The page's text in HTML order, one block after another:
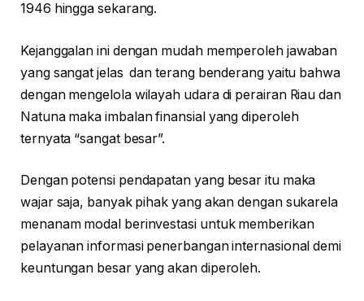
1946 hingga sekarang.
Kejanggalan ini dengan mudah memperoleh jawaban
yang sangat jelas dan terang benderang yaitu bahwa
dengan mengelola wilayah udara di perairan Riau dan
Natuna maka imbalan finansial yang diperoleh
ternyata “sangat besar”.
Dengan potensi pendapatan yang besar itu maka
wajar saja, banyak pihak yang akan dengan sukarela
menanam modal berinvestasi untuk memberikan
pelayanan informasi penerbangan internasional demi
keuntungan besar yang akan diperoleh.